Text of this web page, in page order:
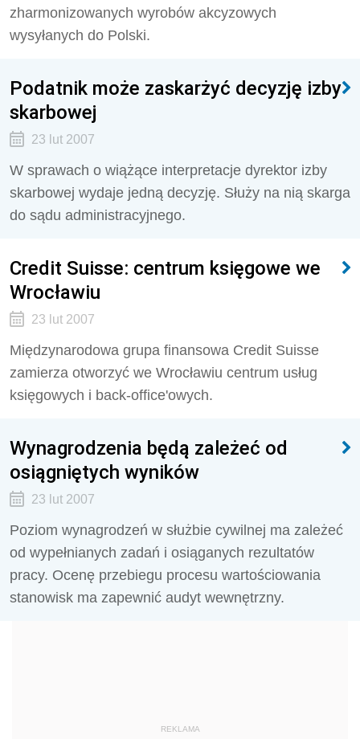
zharmonizowanych wyrobów akcyzowych
wysyłanych do Polski.
Podatnik może zaskarżyć decyzję izby
skarbowej
23 lut 2007
W sprawach o wiążące interpretacje dyrektor izby
skarbowej wydaje jedną decyzję. Służy na nią skarga
do sądu administracyjnego.
Credit Suisse: centrum księgowe we
Wrocławiu
23 lut 2007
Międzynarodowa grupa finansowa Credit Suisse
zamierza otworzyć we Wrocławiu centrum usług
księgowych i back-office'owych.
Wynagrodzenia będą zależeć od
osiągniętych wyników
23 lut 2007
Poziom wynagrodzeń w służbie cywilnej ma zależeć
od wypełnianych zadań i osiąganych rezultatów
pracy. Ocenę przebiegu procesu wartościowania
stanowisk ma zapewnić audyt wewnętrzny.
REKLAMA